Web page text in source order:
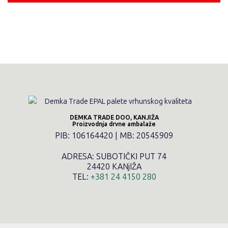
DEMKA TRADE DOO, KANJIŽA
Proizvodnja drvne ambalaže
PIB: 106164420 | MB: 20545909
ADRESA: SUBOTIČKI PUT 74
24420 KANjIŽA
TEL: +381 24 4150 280